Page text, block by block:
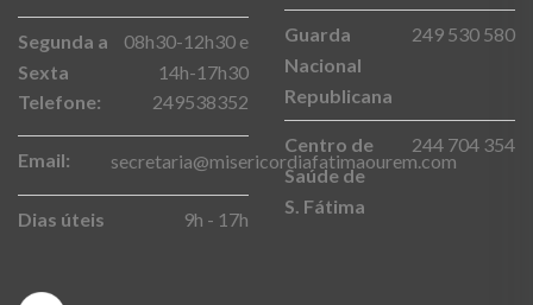
Segunda a
Sexta
08h30-12h30 e
14h-17h30
Telefone:
249538352
Email: secretaria@misericordiafatimaourem.com
Dias úteis 9h - 17h
Guarda
Nacional
Republicana
249 530 580
Centro de
Saúde de
S. Fátima
244 704 354